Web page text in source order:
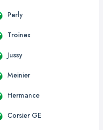
Perly
Troinex
Jussy
Meinier
Hermance
Corsier GE